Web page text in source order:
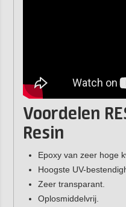
Voordelen
Resin
Epoxy van zeer hoge
Hoogste UV-
Zeer transparant.
Oplosmiddelvrij.